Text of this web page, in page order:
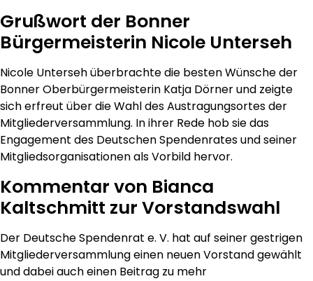
Grußwort der Bonner
Bürgermeisterin Nicole Unterseh
Nicole Unterseh überbrachte die besten Wünsche der
Bonner Oberbürgermeisterin Katja Dörner und zeigte
sich erfreut über die Wahl des Austragungsortes der
Mitgliederversammlung. In ihrer Rede hob sie das
Engagement des Deutschen Spendenrates und seiner
Mitgliedsorganisationen als Vorbild hervor.
Kommentar von Bianca
Kaltschmitt zur Vorstandswahl
Der Deutsche Spendenrat e. V. hat auf seiner gestrigen
Mitgliederversammlung einen neuen Vorstand gewählt
und dabei auch einen Beitrag zu mehr